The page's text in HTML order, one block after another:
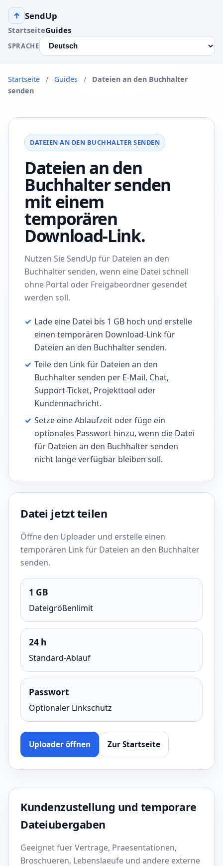
↑ SendUp
StartseiteGuides
SPRACHE
Startseite / Guides /
Dateien an den Buchhalter
senden
DATEIEN AN DEN BUCHHALTER SENDEN
Dateien an den
Buchhalter senden
mit einem
temporären
Download-Link.
Nutzen Sie SendUp für Dateien an den
Buchhalter senden, wenn eine Datei schnell
ohne Portal oder Freigabeordner gesendet
werden soll.
✓ Lade eine Datei bis 1 GB hoch und erstelle
einen temporären Download-Link für
Dateien an den Buchhalter senden.
✓ Teile den Link für Dateien an den
Buchhalter senden per E-Mail, Chat,
Support-Ticket, Projekttool oder
Kundennachricht.
✓ Setze eine Ablaufzeit oder füge ein
optionales Passwort hinzu, wenn die Datei
für Dateien an den Buchhalter senden
nicht lange verfügbar bleiben soll.
Datei jetzt teilen
Öffne den Uploader und erstelle einen
temporären Link für Dateien an den Buchhalter
senden.
1 GB
Dateigrößenlimit
24 h
Standard-Ablauf
Passwort
Optionaler Linkschutz
Uploader öffnen Zur Startseite
Kundenzustellung und temporare
Dateiubergaben
Geeignet fuer Vertrage, Praesentationen,
Broschueren, Lebenslaeufe und andere externe